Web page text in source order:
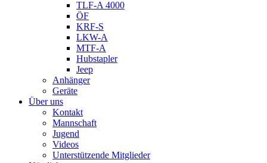
TLF-A 4000
ÖF
KRF-S
LKW-A
MTF-A
Hubstapler
Jeep
Anhänger
Geräte
Über uns
Kontakt
Mannschaft
Jugend
Videos
Unterstützende Mitglieder